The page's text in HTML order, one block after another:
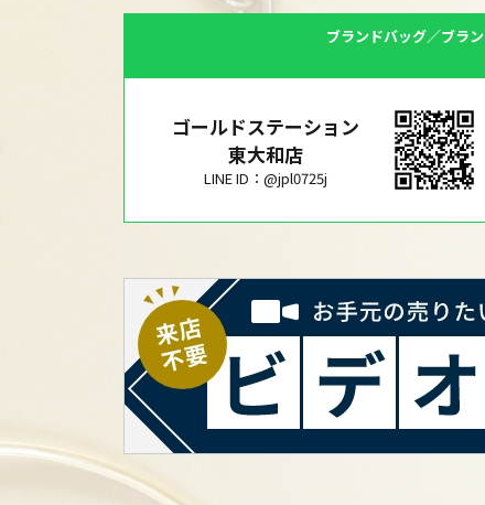
ブランドバッグ／ブラ
ゴールドステーション
東大和店
LINE ID：@jpl0725j